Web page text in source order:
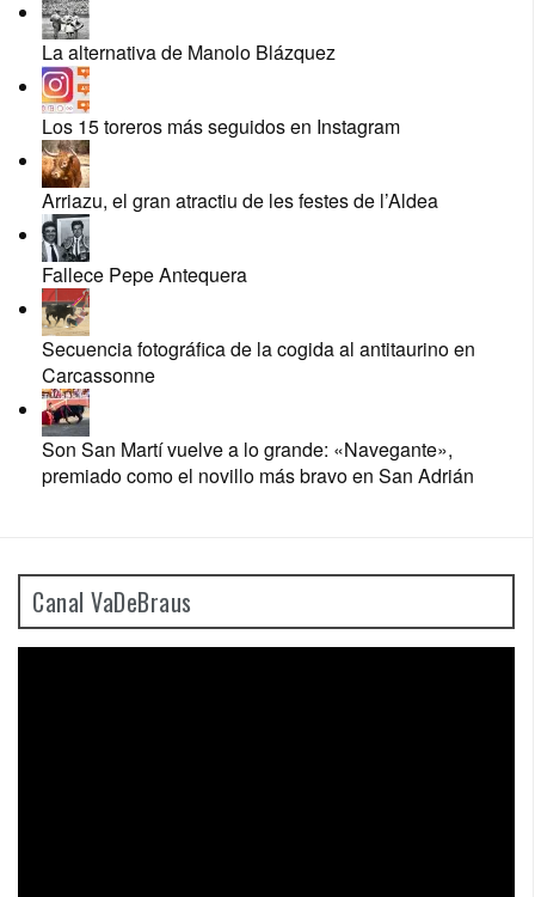
La alternativa de Manolo Blázquez
Los 15 toreros más seguidos en Instagram
Arriazu, el gran atractiu de les festes de l’Aldea
Fallece Pepe Antequera
Secuencia fotográfica de la cogida al antitaurino en
Carcassonne
Son San Martí vuelve a lo grande: «Navegante»,
premiado como el novillo más bravo en San Adrián
Canal VaDeBraus